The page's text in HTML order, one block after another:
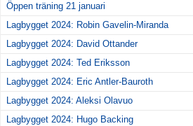
Öppen träning 21 januari
Lagbygget 2024: Robin Gavelin-Miranda
Lagbygget 2024: David Ottander
Lagbygget 2024: Ted Eriksson
Lagbygget 2024: Eric Antler-Bauroth
Lagbygget 2024: Aleksi Olavuo
Lagbygget 2024: Hugo Backing